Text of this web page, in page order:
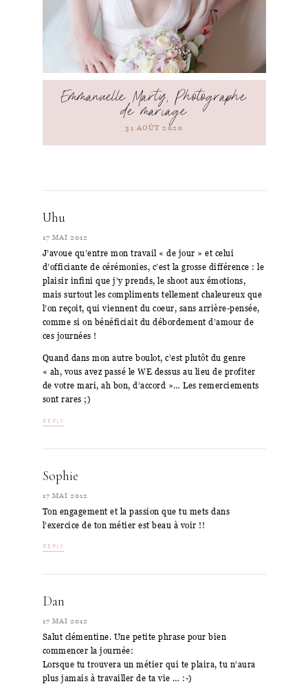
Emmanuelle Marty, Photographe
de mariage
31 AOÛT 2020
Uhu
17 MAI 2012
J’avoue qu’entre mon travail « de jour » et celui
d’officiante de cérémonies, c’est la grosse différence : le
plaisir infini que j’y prends, le shoot aux émotions,
mais surtout les compliments tellement chaleureux que
l’on reçoit, qui viennent du coeur, sans arrière-pensée,
comme si on bénéficiait du débordement d’amour de
ces journées !
Quand dans mon autre boulot, c’est plutôt du genre
« ah, vous avez passé le WE dessus au lieu de profiter
de votre mari, ah bon, d’accord »… Les remerciements
sont rares ;)
REPLY
Sophie
17 MAI 2012
Ton engagement et la passion que tu mets dans
l’exercice de ton métier est beau à voir !!
REPLY
Dan
17 MAI 2012
Salut clémentine. Une petite phrase pour bien
commencer la journée:
Lorsque tu trouvera un métier qui te plaira, tu n’aura
plus jamais à travailler de ta vie … :-)